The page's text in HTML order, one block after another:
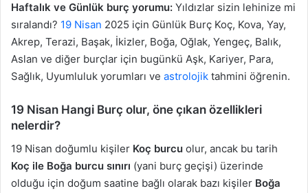
Haftalık ve Günlük burç yorumu: Yıldızlar sizin lehinize mi
sıralandı? 19 Nisan 2025 için Günlük Burç Koç, Kova, Yay,
Akrep, Terazi, Başak, İkizler, Boğa, Oğlak, Yengeç, Balık,
Aslan ve diğer burçlar için bugünkü Aşk, Kariyer, Para,
Sağlık, Uyumluluk yorumları ve astrolojik tahmini öğrenin.
19 Nisan Hangi Burç olur, öne çıkan özellikleri
nelerdir?
19 Nisan doğumlu kişiler Koç burcu olur, ancak bu tarih
Koç ile Boğa burcu sınırı (yani burç geçişi) üzerinde
olduğu için doğum saatine bağlı olarak bazı kişiler Boğa